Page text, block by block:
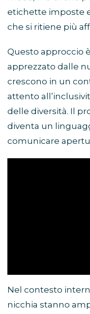
etichette imposte
che si ritiene più
Questo approccio
apprezzato dalle
crescono in un
attento
delle diversità. Il
diventa un
comunicare
Nel contesto
nicchia stanno